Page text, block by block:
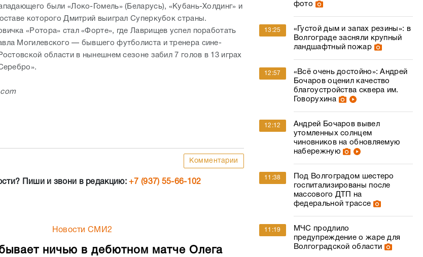
были «Локо-Гомель» (Беларусь), «Кубань-Холдинг» и
которого Дмитрий выиграл Суперкубок страны.
«Ротора» стал «Форте», где Лаврищев успел поработать
Могилевского — бывшего футболиста и тренера сине-
области в нынешнем сезоне забил 7 голов в 13 играх
Комментарии
Пиши и звони в редакцию:+7 (937) 55-66-102
Новости СМИ2
ничью в дебютном матче Олега
фото
13:25
«Густой дым и запах резины»: в
Волгограде засняли крупный
ландшафтный пожар
12:57
«Всё очень достойно»: Андрей
Бочаров оценил качество
благоустройства сквера им.
Говорухина
12:12
Андрей Бочаров вывел
утомленных солнцем
чиновников на обновляемую
набережную
11:38
Под Волгоградом шестеро
госпитализированы после
массового ДТП на
федеральной трассе
11:19
МЧС продлило
предупреждение о жаре для
Волгоградской области